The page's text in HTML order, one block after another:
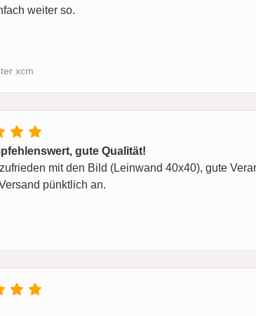
weiter so.
xcm
gute Qualität!
mit den Bild (Leinwand 40x40), gute
pünktlich an.